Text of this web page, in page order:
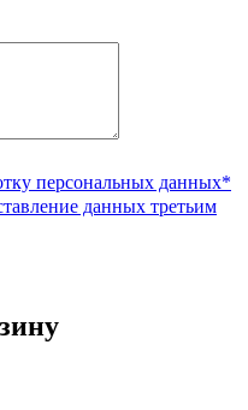
персональных данных*
данных третьим